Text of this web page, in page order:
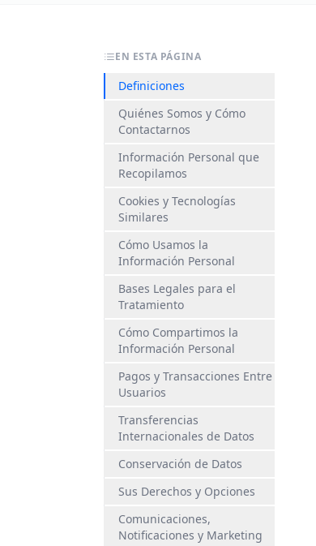
EN ESTA PÁGINA
Definiciones
Quiénes Somos y Cómo
Contactarnos
Información Personal que
Recopilamos
Cookies y Tecnologías
Similares
Cómo Usamos la
Información Personal
Bases Legales para el
Tratamiento
Cómo Compartimos la
Información Personal
Pagos y Transacciones Entre
Usuarios
Transferencias
Internacionales de Datos
Conservación de Datos
Sus Derechos y Opciones
Comunicaciones,
Notificaciones y Marketing